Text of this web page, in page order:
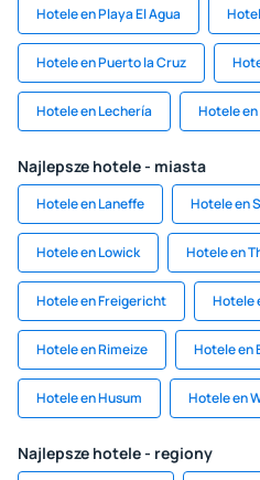
Hotele en Playa El Agua
Hotele en Puerto la Cruz
Hotele en Lechería Hotele en
Najlepsze hotele - miasta
Hotele en Laneffe Hotele en
Hotele en Lowick Hotele en
Hotele en Freigericht Hotele
Hotele en Rimeize Hotele en
Hotele en Husum Hotele en
Najlepsze hotele - regiony